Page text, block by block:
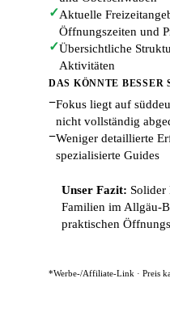
✓Aktuelle
Öffnungszeiten und
✓Übersichtliche
Aktivitäten
DAS KÖNNTE BESSER
−Fokus liegt auf
nicht vollständig
−Weniger detaillierte
spezialisierte Guides
Unser Fazit: Solider
Familien im Allgäu-
praktischen
*Werbe-/Affiliate-Link · Preis